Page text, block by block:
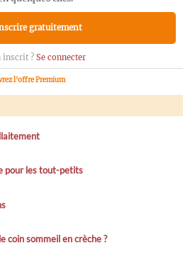
gratuitement
inscrit ? Se connecter
l'offre Premium
pour les tout-petits
coin sommeil en crèche ?